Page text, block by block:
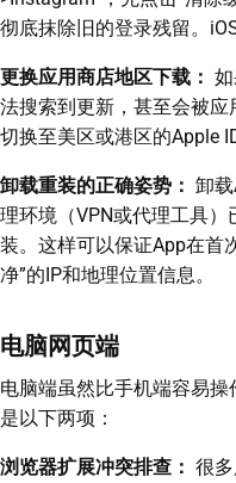
彻底抹除旧的登录残留。
更换应用商店地区下载：
法搜索到更新，甚至会被
切换至美区或港区的Apple
卸载重装的正确姿势： 卸
理环境（VPN或代理工具
装。这样可以保证App在首
净”的IP和地理位置信息。
电脑网页端
电脑端虽然比手机端容易
是以下两项：
浏览器扩展冲突排查： 很